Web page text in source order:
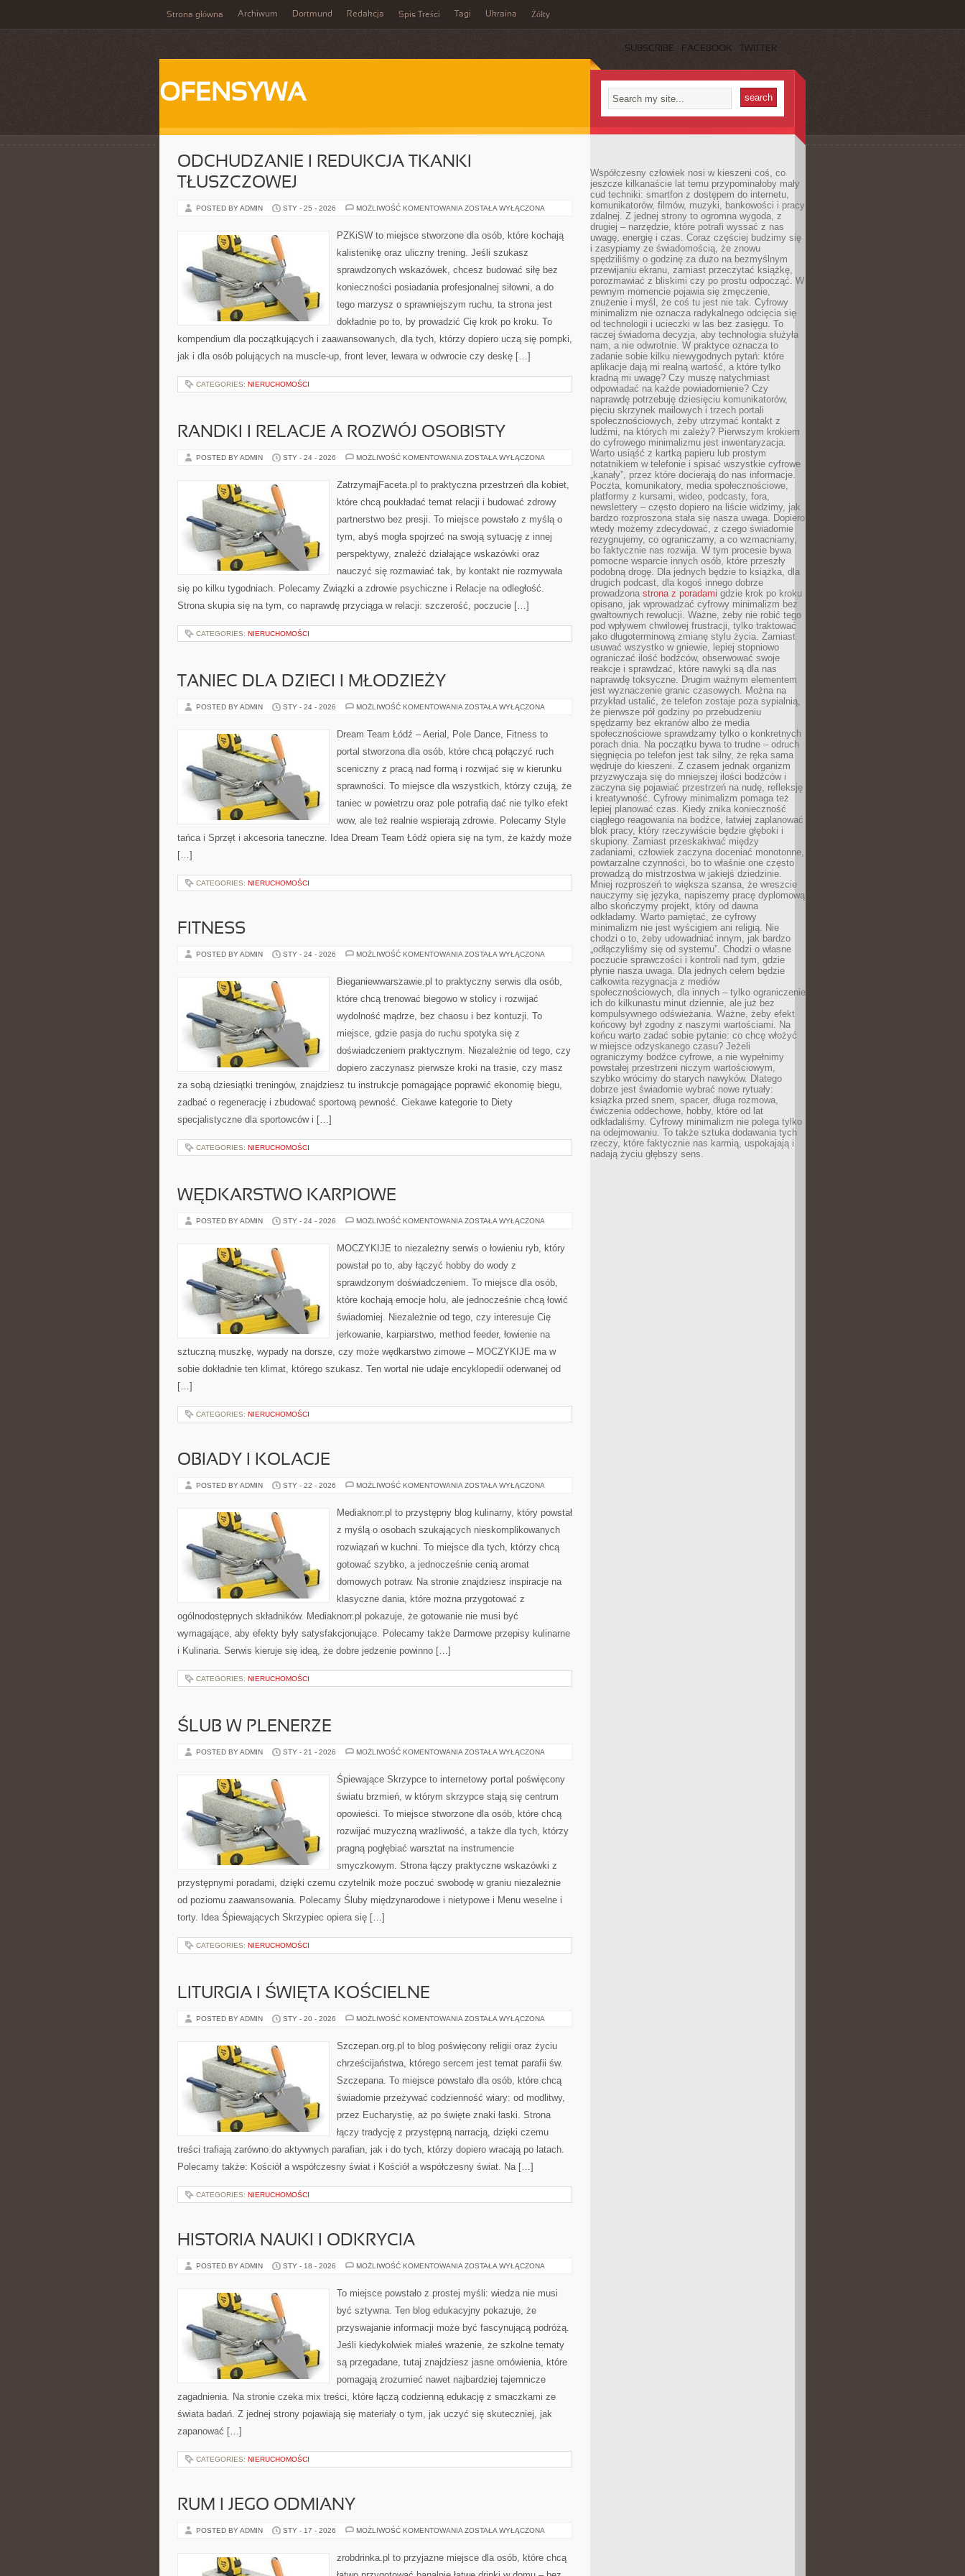
Strona główna Archiwum Dortmund Redakcja Spis Treści Tagi Ukraina Żółty
SUBSCRIBE FACEBOOK TWITTER
OFENSYWA
ODCHUDZANIE I REDUKCJA TKANKI
TŁUSZCZOWEJ
POSTED BY ADMIN STY - 25 - 2026 MOŻLIWOŚĆ KOMENTOWANIA ODCHUDZANIE
TKANKI
TŁUSZCZOWEJ
ZOSTAŁA WYŁĄCZONA
PZKiSW to miejsce stworzone dla osób, które kochają
kalistenikę oraz uliczny trening. Jeśli szukasz
sprawdzonych wskazówek, chcesz budować siłę bez
konieczności posiadania profesjonalnej siłowni, a do
tego marzysz o sprawniejszym ruchu, ta strona jest
dokładnie po to, by prowadzić Cię krok po kroku. To
kompendium dla początkujących i zaawansowanych, dla tych, którzy dopiero uczą się pompki,
jak i dla osób polujących na muscle-up, front lever, lewara w odwrocie czy deskę […]
CATEGORIES: NIERUCHOMOŚCI
RANDKI I RELACJE A ROZWÓJ OSOBISTY
POSTED BY ADMIN STY - 24 - 2026 MOŻLIWOŚĆ KOMENTOWANIA RANDKI
ROZWÓJ
ZOSTAŁA WYŁĄCZONA
ZatrzymajFaceta.pl to praktyczna przestrzeń dla kobiet,
które chcą poukładać temat relacji i budować zdrowy
partnerstwo bez presji. To miejsce powstało z myślą o
tym, abyś mogła spojrzeć na swoją sytuację z innej
perspektywy, znaleźć działające wskazówki oraz
nauczyć się rozmawiać tak, by kontakt nie rozmywała
się po kilku tygodniach. Polecamy Związki a zdrowie psychiczne i Relacje na odległość.
Strona skupia się na tym, co naprawdę przyciąga w relacji: szczerość, poczucie […]
CATEGORIES: NIERUCHOMOŚCI
TANIEC DLA DZIECI I MŁODZIEŻY
POSTED BY ADMIN STY - 24 - 2026 MOŻLIWOŚĆ KOMENTOWANIA TANIEC
I
MŁODZIEŻY
ZOSTAŁA WYŁĄCZONA
Dream Team Łódź – Aerial, Pole Dance, Fitness to
portal stworzona dla osób, które chcą połączyć ruch
sceniczny z pracą nad formą i rozwijać się w kierunku
sprawności. To miejsce dla wszystkich, którzy czują, że
taniec w powietrzu oraz pole potrafią dać nie tylko efekt
wow, ale też realnie wspierają zdrowie. Polecamy Style
tańca i Sprzęt i akcesoria taneczne. Idea Dream Team Łódź opiera się na tym, że każdy może
[…]
CATEGORIES: NIERUCHOMOŚCI
FITNESS
POSTED BY ADMIN STY - 24 - 2026 MOŻLIWOŚĆ KOMENTOWANIA FITNESS
ZOSTAŁA WYŁĄCZONA
Bieganiewwarszawie.pl to praktyczny serwis dla osób,
które chcą trenować biegowo w stolicy i rozwijać
wydolność mądrze, bez chaosu i bez kontuzji. To
miejsce, gdzie pasja do ruchu spotyka się z
doświadczeniem praktycznym. Niezależnie od tego, czy
dopiero zaczynasz pierwsze kroki na trasie, czy masz
za sobą dziesiątki treningów, znajdziesz tu instrukcje pomagające poprawić ekonomię biegu,
zadbać o regenerację i zbudować sportową pewność. Ciekawe kategorie to Diety
specjalistyczne dla sportowców i […]
CATEGORIES: NIERUCHOMOŚCI
WĘDKARSTWO KARPIOWE
POSTED BY ADMIN STY - 24 - 2026 MOŻLIWOŚĆ KOMENTOWANIA WĘDKARSTWO
ZOSTAŁA WYŁĄCZONA
MOCZYKIJE to niezależny serwis o łowieniu ryb, który
powstał po to, aby łączyć hobby do wody z
sprawdzonym doświadczeniem. To miejsce dla osób,
które kochają emocje holu, ale jednocześnie chcą łowić
świadomiej. Niezależnie od tego, czy interesuje Cię
jerkowanie, karpiarstwo, method feeder, łowienie na
sztuczną muszkę, wypady na dorsze, czy może wędkarstwo zimowe – MOCZYKIJE ma w
sobie dokładnie ten klimat, którego szukasz. Ten wortal nie udaje encyklopedii oderwanej od
[…]
CATEGORIES: NIERUCHOMOŚCI
OBIADY I KOLACJE
POSTED BY ADMIN STY - 22 - 2026 MOŻLIWOŚĆ KOMENTOWANIA OBIADY
ZOSTAŁA WYŁĄCZONA
Mediaknorr.pl to przystępny blog kulinarny, który powstał
z myślą o osobach szukających nieskomplikowanych
rozwiązań w kuchni. To miejsce dla tych, którzy chcą
gotować szybko, a jednocześnie cenią aromat
domowych potraw. Na stronie znajdziesz inspiracje na
klasyczne dania, które można przygotować z
ogólnodostępnych składników. Mediaknorr.pl pokazuje, że gotowanie nie musi być
wymagające, aby efekty były satysfakcjonujące. Polecamy także Darmowe przepisy kulinarne
i Kulinaria. Serwis kieruje się ideą, że dobre jedzenie powinno […]
CATEGORIES: NIERUCHOMOŚCI
ŚLUB W PLENERZE
POSTED BY ADMIN STY - 21 - 2026 MOŻLIWOŚĆ KOMENTOWANIA ŚLUB
ZOSTAŁA WYŁĄCZONA
Śpiewające Skrzypce to internetowy portal poświęcony
światu brzmień, w którym skrzypce stają się centrum
opowieści. To miejsce stworzone dla osób, które chcą
rozwijać muzyczną wrażliwość, a także dla tych, którzy
pragną pogłębiać warsztat na instrumencie
smyczkowym. Strona łączy praktyczne wskazówki z
przystępnymi poradami, dzięki czemu czytelnik może poczuć swobodę w graniu niezależnie
od poziomu zaawansowania. Polecamy Śluby międzynarodowe i nietypowe i Menu weselne i
torty. Idea Śpiewających Skrzypiec opiera się […]
CATEGORIES: NIERUCHOMOŚCI
LITURGIA I ŚWIĘTA KOŚCIELNE
POSTED BY ADMIN STY - 20 - 2026 MOŻLIWOŚĆ KOMENTOWANIA LITURGIA
KOŚCIELNE
ZOSTAŁA WYŁĄCZONA
Szczepan.org.pl to blog poświęcony religii oraz życiu
chrześcijaństwa, którego sercem jest temat parafii św.
Szczepana. To miejsce powstało dla osób, które chcą
świadomie przeżywać codzienność wiary: od modlitwy,
przez Eucharystię, aż po święte znaki łaski. Strona
łączy tradycję z przystępną narracją, dzięki czemu
treści trafiają zarówno do aktywnych parafian, jak i do tych, którzy dopiero wracają po latach.
Polecamy także: Kościół a współczesny świat i Kościół a współczesny świat. Na […]
CATEGORIES: NIERUCHOMOŚCI
HISTORIA NAUKI I ODKRYCIA
POSTED BY ADMIN STY - 18 - 2026 MOŻLIWOŚĆ KOMENTOWANIA HISTORIA
ODKRYCIA
ZOSTAŁA WYŁĄCZONA
To miejsce powstało z prostej myśli: wiedza nie musi
być sztywna. Ten blog edukacyjny pokazuje, że
przyswajanie informacji może być fascynującą podróżą.
Jeśli kiedykolwiek miałeś wrażenie, że szkolne tematy
są przegadane, tutaj znajdziesz jasne omówienia, które
pomagają zrozumieć nawet najbardziej tajemnicze
zagadnienia. Na stronie czeka mix treści, które łączą codzienną edukację z smaczkami ze
świata badań. Z jednej strony pojawiają się materiały o tym, jak uczyć się skuteczniej, jak
zapanować […]
CATEGORIES: NIERUCHOMOŚCI
RUM I JEGO ODMIANY
POSTED BY ADMIN STY - 17 - 2026 MOŻLIWOŚĆ KOMENTOWANIA RUM
ODMIANY
ZOSTAŁA WYŁĄCZONA
zrobdrinka.pl to przyjazne miejsce dla osób, które chcą
Współczesny człowiek nosi w kieszeni coś, co
jeszcze kilkanaście lat temu przypominałoby mały
cud techniki: smartfon z dostępem do internetu,
komunikatorów, filmów, muzyki, bankowości i pracy
zdalnej. Z jednej strony to ogromna wygoda, z
drugiej – narzędzie, które potrafi wyssać z nas
uwagę, energię i czas. Coraz częściej budzimy się
i zasypiamy ze świadomością, że znowu
spędziliśmy o godzinę za dużo na bezmyślnym
przewijaniu ekranu, zamiast przeczytać książkę,
porozmawiać z bliskimi czy po prostu odpocząć. W
pewnym momencie pojawia się zmęczenie,
znużenie i myśl, że coś tu jest nie tak. Cyfrowy
minimalizm nie oznacza radykalnego odcięcia się
od technologii i ucieczki w las bez zasięgu. To
raczej świadoma decyzja, aby technologia służyła
nam, a nie odwrotnie. W praktyce oznacza to
zadanie sobie kilku niewygodnych pytań: które
aplikacje dają mi realną wartość, a które tylko
kradną mi uwagę? Czy muszę natychmiast
odpowiadać na każde powiadomienie? Czy
naprawdę potrzebuję dziesięciu komunikatorów,
pięciu skrzynek mailowych i trzech portali
społecznościowych, żeby utrzymać kontakt z
ludźmi, na których mi zależy? Pierwszym krokiem
do cyfrowego minimalizmu jest inwentaryzacja.
Warto usiąść z kartką papieru lub prostym
notatnikiem w telefonie i spisać wszystkie cyfrowe
„kanały”, przez które docierają do nas informacje.
Poczta, komunikatory, media społecznościowe,
platformy z kursami, wideo, podcasty, fora,
newslettery – często dopiero na liście widzimy, jak
bardzo rozproszona stała się nasza uwaga. Dopiero
wtedy możemy zdecydować, z czego świadomie
rezygnujemy, co ograniczamy, a co wzmacniamy,
bo faktycznie nas rozwija. W tym procesie bywa
pomocne wsparcie innych osób, które przeszły
podobną drogę. Dla jednych będzie to książka, dla
drugich podcast, dla kogoś innego dobrze
prowadzona strona z poradami gdzie krok po kroku
opisano, jak wprowadzać cyfrowy minimalizm bez
gwałtownych rewolucji. Ważne, żeby nie robić tego
pod wpływem chwilowej frustracji, tylko traktować
jako długoterminową zmianę stylu życia. Zamiast
usuwać wszystko w gniewie, lepiej stopniowo
ograniczać ilość bodźców, obserwować swoje
reakcje i sprawdzać, które nawyki są dla nas
naprawdę toksyczne. Drugim ważnym elementem
jest wyznaczenie granic czasowych. Można na
przykład ustalić, że telefon zostaje poza sypialnią,
że pierwsze pół godziny po przebudzeniu
spędzamy bez ekranów albo że media
społecznościowe sprawdzamy tylko o konkretnych
porach dnia. Na początku bywa to trudne – odruch
sięgnięcia po telefon jest tak silny, że ręka sama
wędruje do kieszeni. Z czasem jednak organizm
przyzwyczaja się do mniejszej ilości bodźców i
zaczyna się pojawiać przestrzeń na nudę, refleksję
i kreatywność. Cyfrowy minimalizm pomaga też
lepiej planować czas. Kiedy znika konieczność
ciągłego reagowania na bodźce, łatwiej zaplanować
blok pracy, który rzeczywiście będzie głęboki i
skupiony. Zamiast przeskakiwać między
zadaniami, człowiek zaczyna doceniać monotonne,
powtarzalne czynności, bo to właśnie one często
prowadzą do mistrzostwa w jakiejś dziedzinie.
Mniej rozproszeń to większa szansa, że wreszcie
nauczymy się języka, napiszemy pracę dyplomową
albo skończymy projekt, który od dawna
odkładamy. Warto pamiętać, że cyfrowy
minimalizm nie jest wyścigiem ani religią. Nie
chodzi o to, żeby udowadniać innym, jak bardzo
„odłączyliśmy się od systemu”. Chodzi o własne
poczucie sprawczości i kontroli nad tym, gdzie
płynie nasza uwaga. Dla jednych celem będzie
całkowita rezygnacja z mediów
społecznościowych, dla innych – tylko ograniczenie
ich do kilkunastu minut dziennie, ale już bez
kompulsywnego odświeżania. Ważne, żeby efekt
końcowy był zgodny z naszymi wartościami. Na
końcu warto zadać sobie pytanie: co chcę włożyć
w miejsce odzyskanego czasu? Jeżeli
ograniczymy bodźce cyfrowe, a nie wypełnimy
powstałej przestrzeni niczym wartościowym,
szybko wrócimy do starych nawyków. Dlatego
dobrze jest świadomie wybrać nowe rytuały:
książka przed snem, spacer, długa rozmowa,
ćwiczenia oddechowe, hobby, które od lat
odkładaliśmy. Cyfrowy minimalizm nie polega tylko
na odejmowaniu. To także sztuka dodawania tych
rzeczy, które faktycznie nas karmią, uspokajają i
nadają życiu głębszy sens.